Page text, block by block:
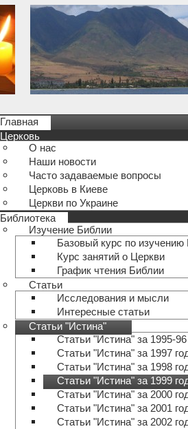
Главная
Церковь
О нас
Наши новости
Часто задаваемые вопросы
Церковь в Киеве
Церкви по Украине
Библиотека
Изучение Библии
Базовый курс по изучению
Курс занятий о Церкви
График чтения Библии
Статьи
Исследования и мысли
Интересные статьи
Статьи "Истина"
Статьи "Истина" за 1995-
Статьи "Истина" за 1997
Статьи "Истина" за 1998
Статьи "Истина" за 1999
Статьи "Истина" за 2000
Статьи "Истина" за 2001
Статьи "Истина" за 2002